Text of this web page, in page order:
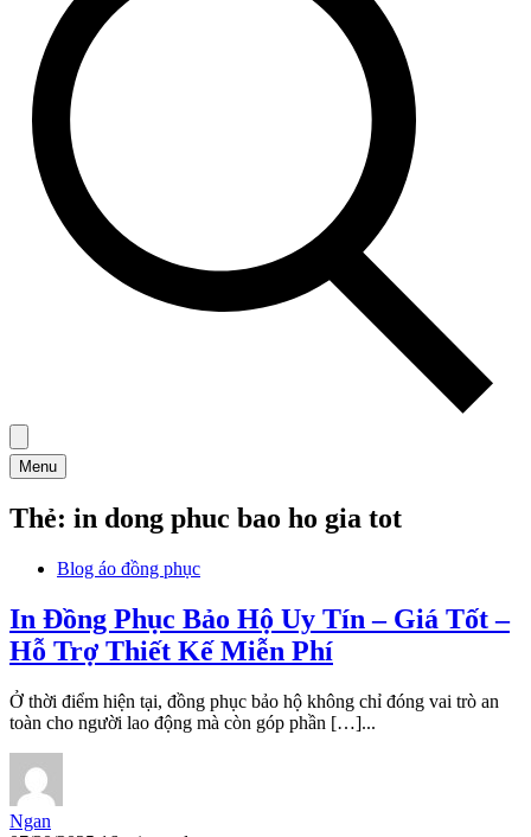
Menu
Thẻ: in dong phuc bao ho gia tot
Blog áo đồng phục
In Đồng Phục Bảo Hộ Uy Tín – Giá Tốt –
Hỗ Trợ Thiết Kế Miễn Phí
Ở thời điểm hiện tại, đồng phục bảo hộ không chỉ đóng vai trò an
toàn cho người lao động mà còn góp phần […]...
Ngan